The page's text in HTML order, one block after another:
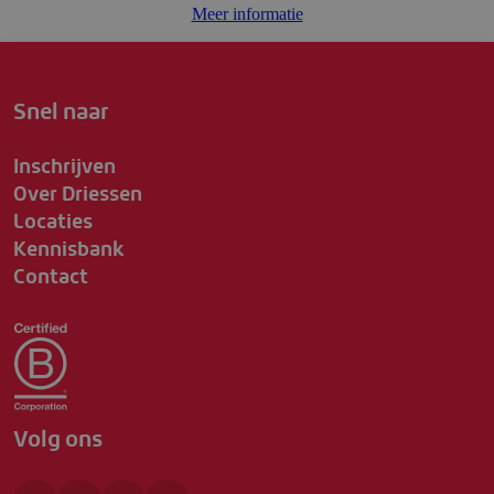
Meer informatie
Snel naar
Inschrijven
Over Driessen
Locaties
Kennisbank
Contact
Volg ons